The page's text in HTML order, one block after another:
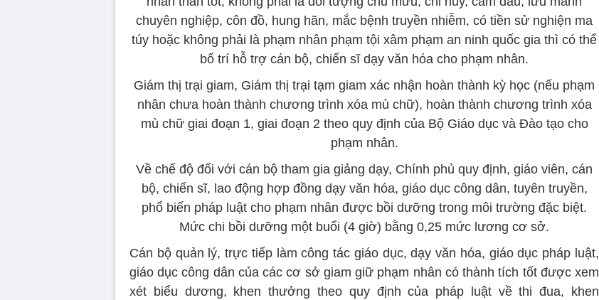
chuyên nghiệp, côn đồ, hung hãn, mắc bệnh truyền nhiễm, có tiền sử nghiện ma
túy hoặc không phải là phạm nhân phạm tội xâm phạm an ninh quốc gia thì có thể
bố trí hỗ trợ cán bộ, chiến sĩ dạy văn hóa cho phạm nhân.
Giám thị trại giam, Giám thị trại tạm giam xác nhận hoàn thành kỳ học (nếu phạm
nhân chưa hoàn thành chương trình xóa mù chữ), hoàn thành chương trình xóa
mù chữ giai đoạn 1, giai đoạn 2 theo quy định của Bộ Giáo dục và Đào tạo cho
phạm nhân.
Về chế độ đối với cán bộ tham gia giảng dạy, Chính phủ quy định, giáo viên, cán
bộ, chiến sĩ, lao động hợp đồng dạy văn hóa, giáo dục công dân, tuyên truyền,
phổ biến pháp luật cho phạm nhân được bồi dưỡng trong môi trường đặc biệt.
Mức chi bồi dưỡng một buổi (4 giờ) bằng 0,25 mức lương cơ sở.
Cán bộ quản lý, trực tiếp làm công tác giáo dục, dạy văn hóa, giáo dục pháp luật,
giáo dục công dân của các cơ sở giam giữ phạm nhân có thành tích tốt được xem
xét biểu dương, khen thưởng theo quy định của pháp luật về thi đua, khen